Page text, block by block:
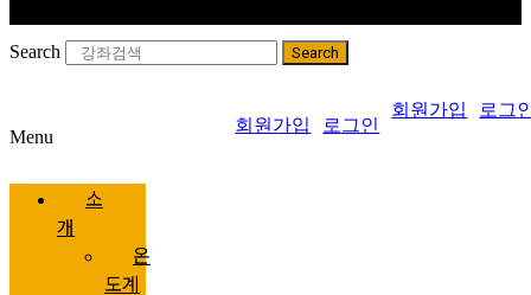
Search Search
회원가입 로그
회원가입 로그인
Menu
소
개
온
도계